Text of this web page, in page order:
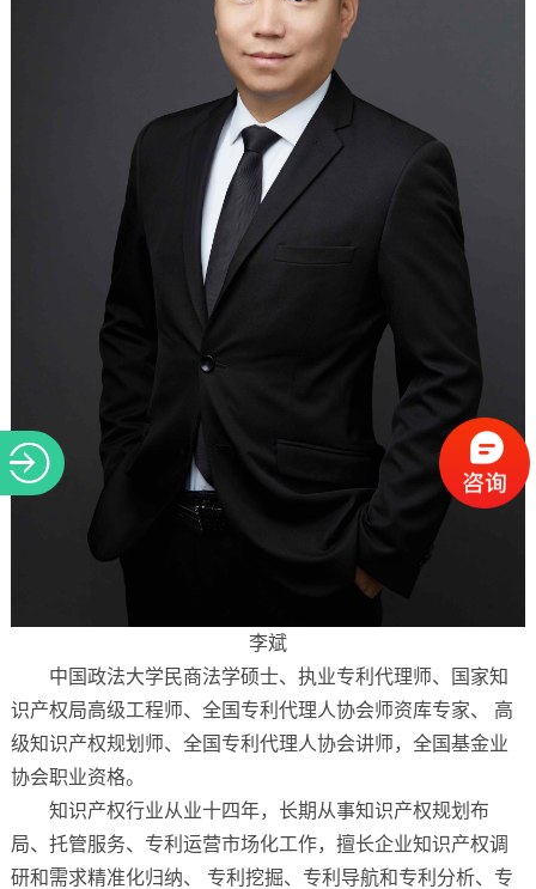
李斌
中国政法大学民商法学硕士、执业专利代理师、国家知
识产权局高级工程师、全国专利代理人协会师资库专家、
高
级知识产权规划师、全国专利代理人协会讲师，全国基金业
协会职业资格。
知识产权行业从业十四年，长期从事知识产权规划布
局、托管服务、专利运营市场化工作，擅长企业知识产权调
研和需求精准化归纳、
专利挖掘、专利导航和专利分析、专